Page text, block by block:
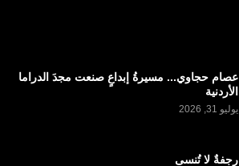
عصام حجاوي... مسيرةُ إبداعٍ صنعت مجدَ الدراما
الأردنية
يوليو 31, 2026
رجفةٌ لا تُنسى